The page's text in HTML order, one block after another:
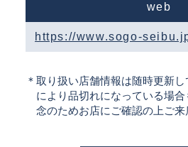
web
https://www.sogo-
＊取り扱い店舗情報は随時更新
により品切れになっている場合
念のためお店にご確認の上ご来